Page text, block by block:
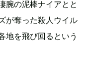
腕の泥棒ナイアとと
が奪った殺人ウイル
地を飛び回るという